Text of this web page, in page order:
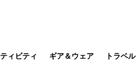
ィビティ ギア＆ウェア トラベル